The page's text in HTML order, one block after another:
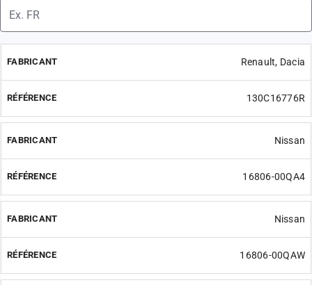
Renault, Dacia
130C16776R
Nissan
16806-00QA4
Nissan
16806-00QAW